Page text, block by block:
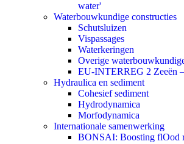
water'
Waterbouwkundige constructies
Schutsluizen
Vispassages
Waterkeringen
Overige
EU-INTERREG 2 Zeeën
Hydraulica en sediment
Cohesief sediment
Hydrodynamica
Morfodynamica
Internationale samenwerking
BONSAI: Boosting flOod